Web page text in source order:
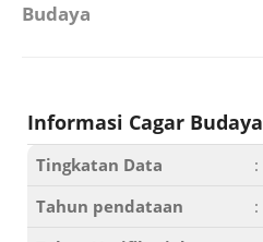
Budaya
Informasi Cagar Budaya
Tingkatan Data :
Tahun pendataan
: